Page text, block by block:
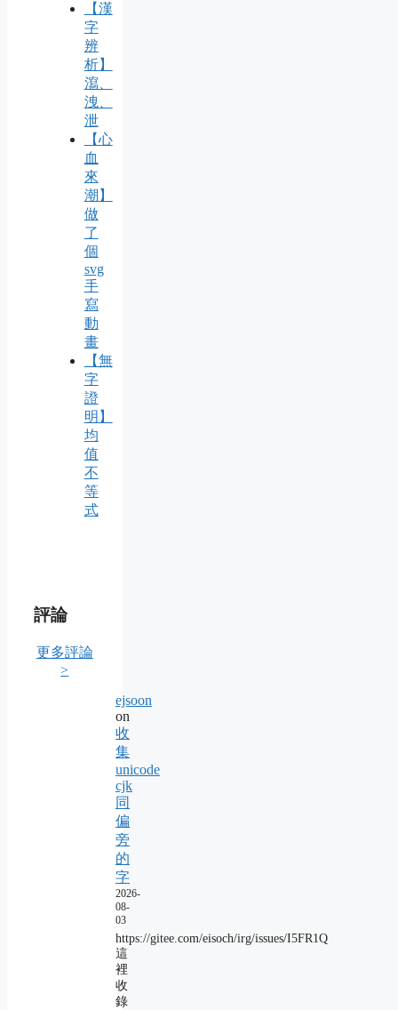
【漢
字
辨
析】
瀉、
洩、
泄
【心
血
來
潮】
做
了
個
svg
手
寫
動
畫
【無
字
證
明】
均
值
不
等
式
評論
更多評論
>
ejsoon
on
收
集
unicode
cjk
同
偏
旁
的
字
2026-
08-
03
https://gitee.com/eisoch/irg/issues/I5FR1Q
這
裡
收
錄